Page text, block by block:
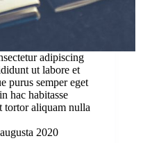
adipiscing
ut labore et
purus semper eget
hac habitasse
tortor aliquam nulla
2020